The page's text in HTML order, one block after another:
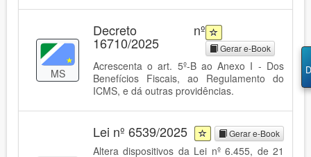
MS
Decreto nº
16710/2025 Gerar e-Book
Acrescenta o art. 5º-B ao Anexo I - Dos
Benefícios Fiscais, ao Regulamento do
ICMS, e dá outras providências.
Lei nº 6539/2025 Gerar e-Book
Altera dispositivos da Lei nº 6.455, de 21